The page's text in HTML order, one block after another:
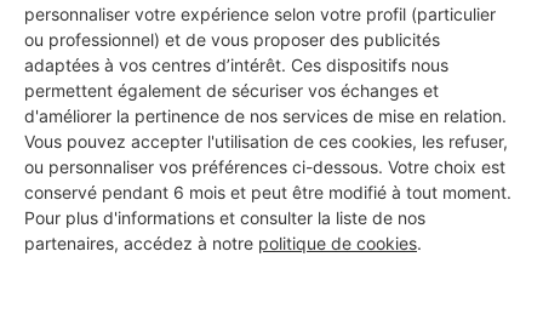
personnaliser votre expérience selon votre profil (particulier
ou professionnel) et de vous proposer des publicités
adaptées à vos centres d’intérêt. Ces dispositifs nous
permettent également de sécuriser vos échanges et
d'améliorer la pertinence de nos services de mise en relation.
Vous pouvez accepter l'utilisation de ces cookies, les refuser,
ou personnaliser vos préférences ci-dessous. Votre choix est
conservé pendant 6 mois et peut être modifié à tout moment.
Pour plus d'informations et consulter la liste de nos
partenaires, accédez à notre politique de cookies.
Aucun autre professionnel disponible dans cette zone
géographique.